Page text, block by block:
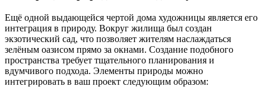
Ещё одной выдающейся чертой дома художницы является его
интеграция в природу. Вокруг жилища был создан
экзотический сад, что позволяет жителям наслаждаться
зелёным оазисом прямо за окнами. Создание подобного
пространства требует тщательного планирования и
вдумчивого подхода. Элементы природы можно
интегрировать в ваш проект следующим образом: